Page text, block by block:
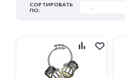
СОРТИРОВАТЬ
ПО: ...